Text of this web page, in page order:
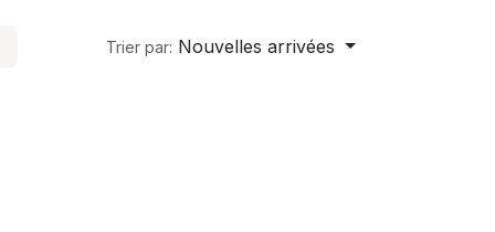
Trier par: Nouvelles arrivées